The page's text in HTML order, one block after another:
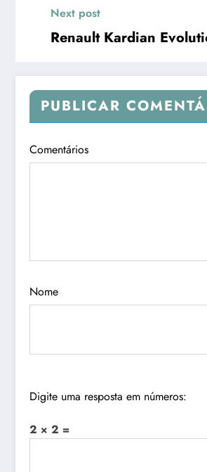
Next post
Renault Kardian
PUBLICAR
Comentários
Nome
Digite uma resposta em números:
2 × 2 =